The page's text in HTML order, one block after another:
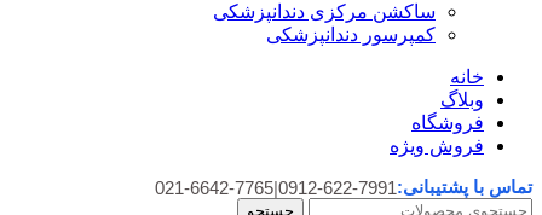
ساکشن مرکزی دندانپزشکی
کمپرسور دندانپزشکی
خانه
وبلاگ
فروشگاه
فروش ویژه
تماس با پشتیبانی:0912-622-7991
|
021-6642-7765
جستجو